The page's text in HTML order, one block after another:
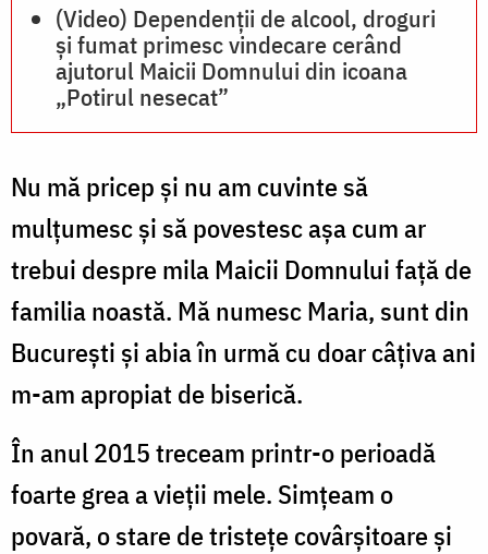
(Video) Dependenții de alcool, droguri
și fumat primesc vindecare cerând
ajutorul Maicii Domnului din icoana
„Potirul nesecat”
Nu mă pricep și nu am cuvinte să
mulțumesc și să povestesc așa cum ar
trebui despre mila Maicii Domnului față de
familia noastă. Mă numesc Maria, sunt din
București și abia în urmă cu doar câțiva ani
m-am apropiat de biserică.
În anul 2015 treceam printr-o perioadă
foarte grea a vieții mele. Simțeam o
povară, o stare de tristețe covârșitoare și